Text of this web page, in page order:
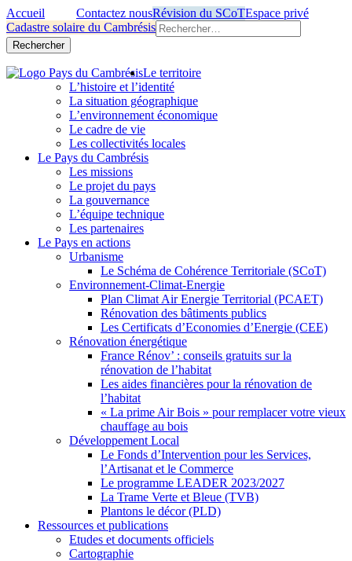
Accueil Contactez nousRévision du SCoT
Cadastre solaire du Cambrésis
Espace privé
Rechercher :
Skip
to
content
Le territoire
L’histoire et l’identité
La situation géographique
L’environnement économique
Le cadre de vie
Les collectivités locales
Le Pays du Cambrésis
Les missions
Le projet du pays
La gouvernance
L’équipe technique
Les partenaires
Le Pays en actions
Urbanisme
Le Schéma de Cohérence Territoriale (SCoT)
Environnement-Climat-Energie
Plan Climat Air Energie Territorial (PCAET)
Rénovation des bâtiments publics
Les Certificats d’Economies d’Energie (CEE)
Rénovation énergétique
France Rénov’ : conseils gratuits sur la
rénovation de l’habitat
Les aides financières pour la rénovation de
l’habitat
« La prime Air Bois » pour remplacer votre vieux
chauffage au bois
Développement Local
Le Fonds d’Intervention pour les Services,
l’Artisanat et le Commerce
Le programme LEADER 2023/2027
La Trame Verte et Bleue (TVB)
Plantons le décor (PLD)
Ressources et publications
Etudes et documents officiels
Cartographie